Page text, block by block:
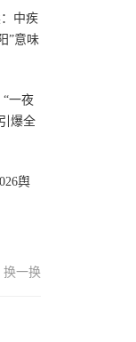
中疾
”意味
“一夜
爆全
舆
换一换